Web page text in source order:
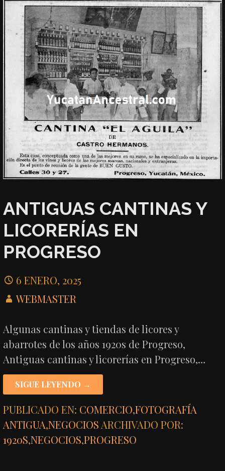
ANTIGUAS CANTINAS Y
LICORERÍAS EN
PROGRESO
6 ENERO, 2025
WEBMASTER
Algunas cantinas y tiendas de licores y
abarrotes de los años 1920s de Progreso,
Antiguas cantinas y licorerías en Progreso,…
SIGUE LEYENDO →
PUBLICADO EN: COMERCIO,FOTOGRAFÍA
ANTIGUA,NEGOCIOS ARCHIVADO POR:
1920S,NEGOCIOS,PROGRESO